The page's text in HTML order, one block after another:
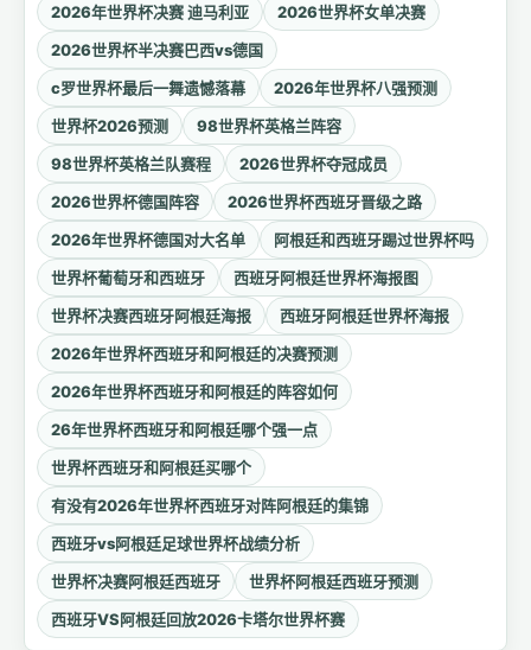
2026年世界杯决赛 迪马利亚
2026世界杯女单决赛
2026世界杯半决赛巴西vs德国
c罗世界杯最后一舞遗憾落幕
2026年世界杯八强预测
世界杯2026预测
98世界杯英格兰阵容
98世界杯英格兰队赛程
2026世界杯夺冠成员
2026世界杯德国阵容
2026世界杯西班牙晋级之路
2026年世界杯德国对大名单
阿根廷和西班牙踢过世界杯吗
世界杯葡萄牙和西班牙
西班牙阿根廷世界杯海报图
世界杯决赛西班牙阿根廷海报
西班牙阿根廷世界杯海报
2026年世界杯西班牙和阿根廷的决赛预测
2026年世界杯西班牙和阿根廷的阵容如何
26年世界杯西班牙和阿根廷哪个强一点
世界杯西班牙和阿根廷买哪个
有没有2026年世界杯西班牙对阵阿根廷的集锦
西班牙vs阿根廷足球世界杯战绩分析
世界杯决赛阿根廷西班牙
世界杯阿根廷西班牙预测
西班牙VS阿根廷回放2026卡塔尔世界杯赛